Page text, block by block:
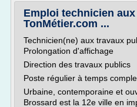
Emploi technicien aux
TonMétier.com ...
Technicien(ne) aux travaux
Prolongation d'affichage
Direction des travaux publics
Poste régulier à temps
Urbaine, contemporaine et
Brossard est la 12e ville en